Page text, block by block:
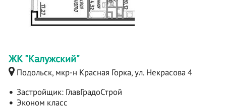
ЖК "Калужский"
Подольск, мкр-н Красная Горка, ул. Некрасова 4
Застройщик: ГлавГрадоСтрой
Эконом класс